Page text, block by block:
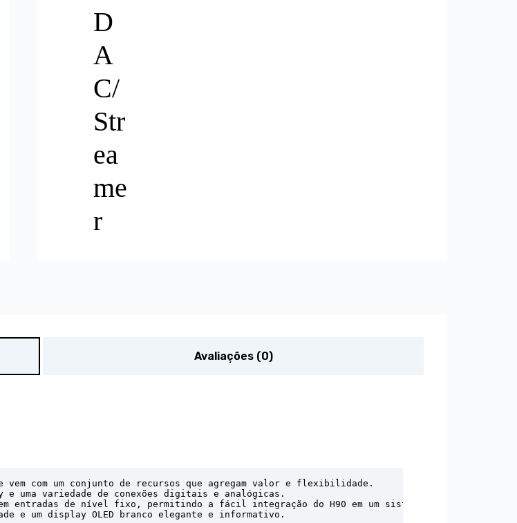
D
A
C/
Str
ea
me
r
Avaliações (0)
vem com um conjunto de recursos que agregam valor e flexibilidade.
uma variedade de conexões digitais e analógicas.
entradas de nível fixo, permitindo a fácil integração do H90 em um sistema de home
e um display OLED branco elegante e informativo.